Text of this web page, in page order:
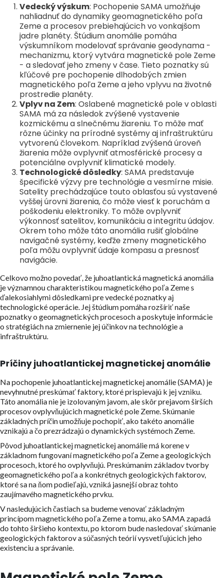
Vedecký výskum: Pochopenie SAMA umožňuje
nahliadnuť do dynamiky geomagnetického poľa
Zeme a procesov prebiehajúcich vo vonkajšom
jadre planéty. Štúdium anomálie pomáha
výskumníkom modelovať správanie geodynama -
mechanizmu, ktorý vytvára magnetické pole Zeme
- a sledovať jeho zmeny v čase. Tieto poznatky sú
kľúčové pre pochopenie dlhodobých zmien
magnetického poľa Zeme a jeho vplyvu na životné
prostredie planéty.
Vplyv na Zem: Oslabené magnetické pole v oblasti
SAMA má za následok zvýšené vystavenie
kozmickému a slnečnému žiareniu. To môže mať
rôzne účinky na prírodné systémy aj infraštruktúru
vytvorenú človekom. Napríklad zvýšená úroveň
žiarenia môže ovplyvniť atmosférické procesy a
potenciálne ovplyvniť klimatické modely.
Technologické dôsledky: SAMA predstavuje
špecifické výzvy pre technológie a vesmírne misie.
Satelity prechádzajúce touto oblasťou sú vystavené
vyššej úrovni žiarenia, čo môže viesť k poruchám a
poškodeniu elektroniky. To môže ovplyvniť
výkonnosť satelitov, komunikáciu a integritu údajov.
Okrem toho môže táto anomália rušiť globálne
navigačné systémy, keďže zmeny magnetického
poľa môžu ovplyvniť údaje kompasu a presnosť
navigácie.
Celkovo možno povedať, že juhoatlantická magnetická anomália
je významnou charakteristikou magnetického poľa Zeme s
ďalekosiahlymi dôsledkami pre vedecké poznatky aj
technologické operácie. Jej štúdium pomáha rozšíriť naše
poznatky o geomagnetických procesoch a poskytuje informácie
o stratégiách na zmiernenie jej účinkov na technológie a
infraštruktúru.
Príčiny juhoatlantickej magnetickej anomálie
Na pochopenie juhoatlantickej magnetickej anomálie (SAMA) je
nevyhnutné preskúmať faktory, ktoré prispievajú k jej vzniku.
Táto anomália nie je izolovaným javom, ale skôr prejavom širších
procesov ovplyvňujúcich magnetické pole Zeme. Skúmanie
základných príčin umožňuje pochopiť, ako takéto anomálie
vznikajú a čo prezrádzajú o dynamických systémoch Zeme.
Pôvod juhoatlantickej magnetickej anomálie má korene v
základnom fungovaní magnetického poľa Zeme a geologických
procesoch, ktoré ho ovplyvňujú. Preskúmaním základov tvorby
geomagnetického poľa a konkrétnych geologických faktorov,
ktoré sa na ňom podieľajú, vzniká jasnejší obraz tohto
zaujímavého magnetického prvku.
V nasledujúcich častiach sa budeme venovať základným
princípom magnetického poľa Zeme a tomu, ako SAMA zapadá
do tohto širšieho kontextu, po ktorom bude nasledovať skúmanie
geologických faktorov a súčasných teórií vysvetľujúcich jeho
existenciu a správanie.